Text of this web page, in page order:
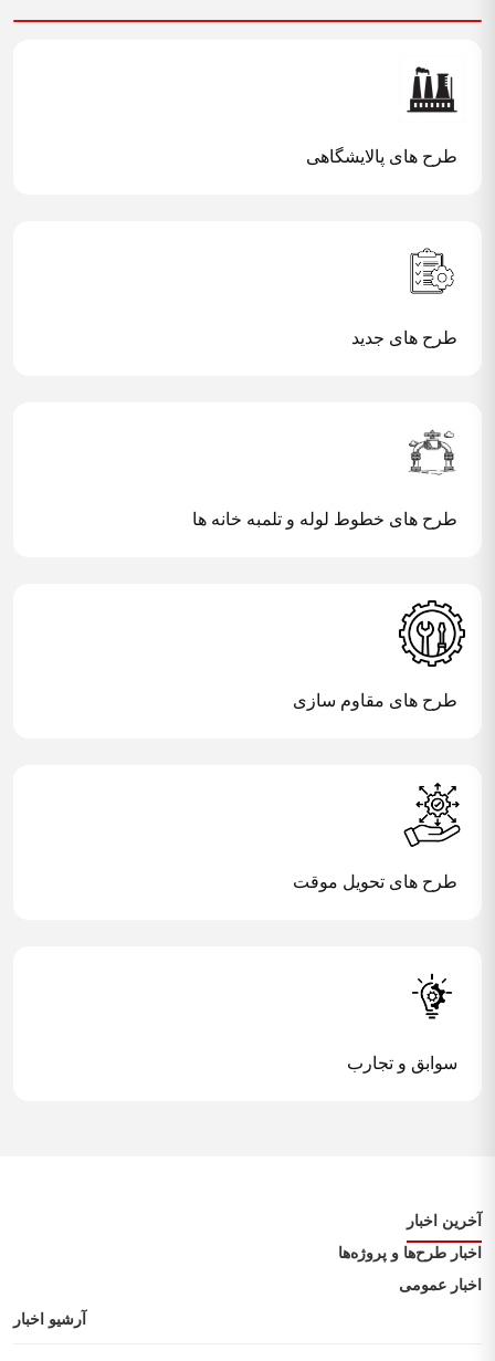
طرح های پالایشگاهی
طرح های جدید
طرح های خطوط لوله و تلمبه خانه ها
طرح های مقاوم سازی
طرح های تحویل موقت
سوابق و تجارب
اخبار
طرح‌ها و پروژه‌ها
عمومی
آرشیو اخبار